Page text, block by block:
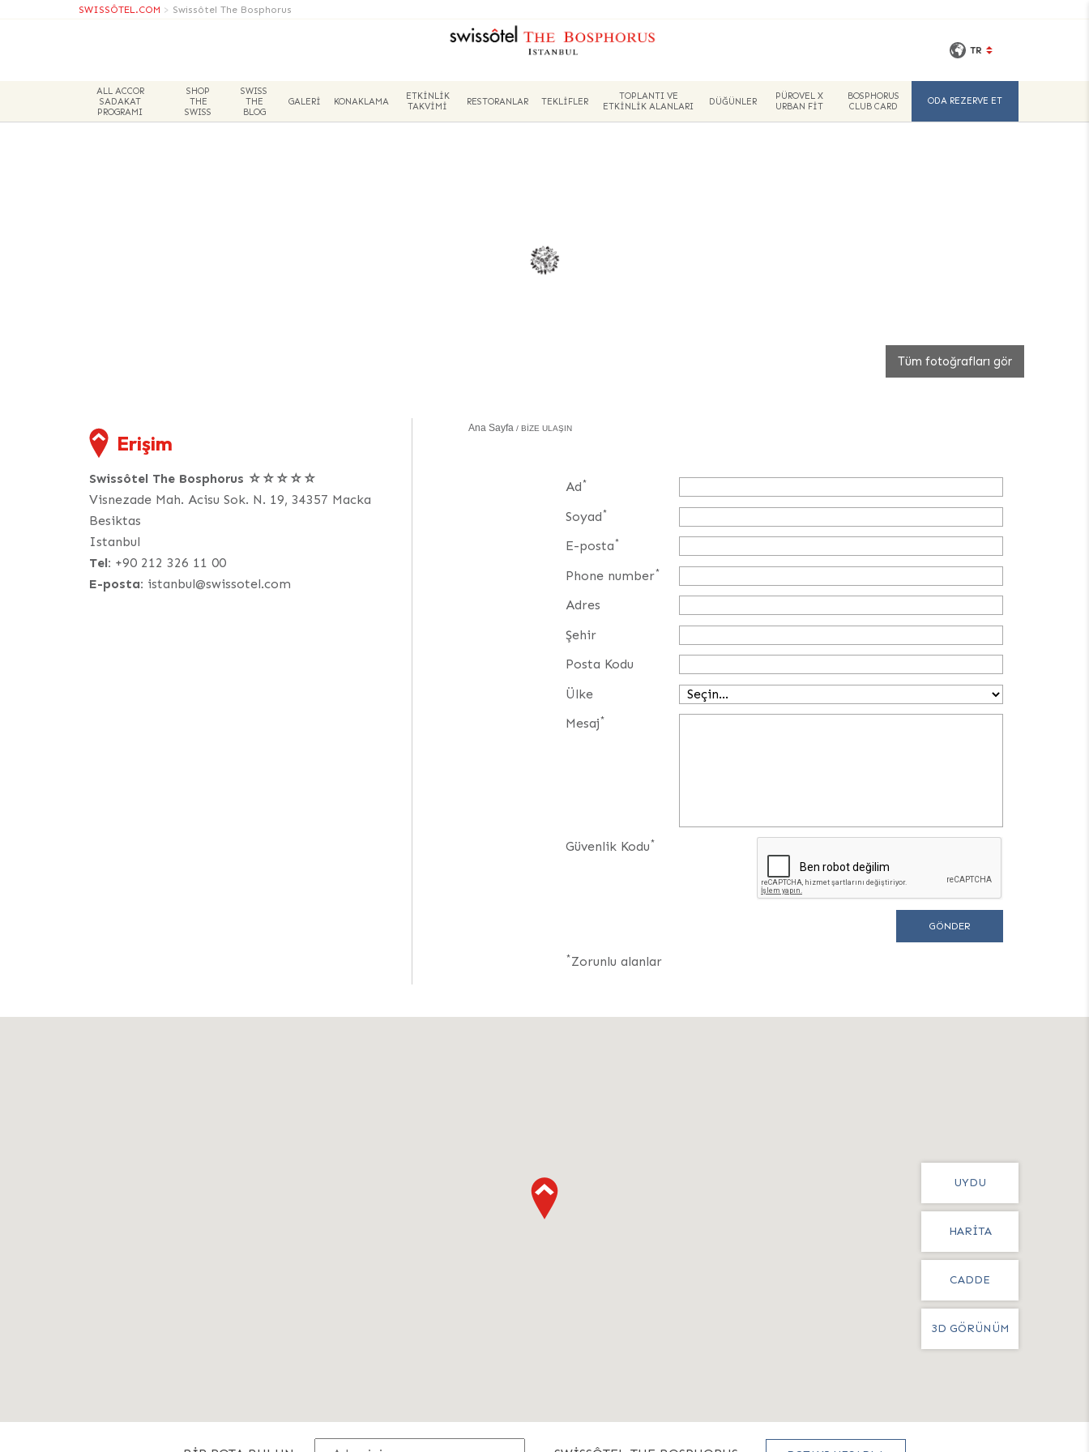
SWISSÔTEL.COM > Swissôtel The Bosphorus
TR
ALL ACCOR
SADAKAT
PROGRAMI
SHOP
THE
SWISS
SWISS
THE
BLOG
GALERİ KONAKLAMA
ETKINLIK
TAKVIMI
RESTORANLAR TEKLIFLER
TOPLANTI VE
ETKINLIK ALANLARI
DÜĞÜNLER
PÜROVEL X
URBAN FIT
BOSPHORUS
CLUB CARD
ODA REZERVE ET
Tüm fotoğrafları gör
Ana Sayfa BIZE ULAŞIN
Ad*
Soyad*
E-posta*
Phone number*
Adres
Şehir
Posta Kodu
Ülke
Mesaj*
Güvenlik Kodu*
*Zorunlu alanlar
Erişim
Swissôtel The Bosphorus ☆☆☆☆☆
Visnezade Mah. Acisu Sok. N. 19, 34357 Macka
Besiktas
Istanbul
Tel: +90 212 326 11 00
E-posta: istanbul@swissotel.com
HARITA
UYDU
CADDE
GÖRÜNÜMÜ
3D GÖRÜNÜM